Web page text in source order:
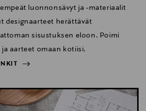
luonnonsävyt ja -materiaalit
designaarteet herättävät
sisustuksen eloon. Poimi
aarteet omaan kotiisi.